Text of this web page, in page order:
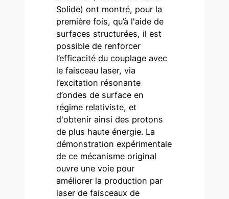
Solide) ont montré, pour la
première fois, qu’à l'aide de
surfaces structurées, il est
possible de renforcer
l’efficacité du couplage avec
le faisceau laser, via
l’excitation résonante
d’ondes de surface en
régime relativiste, et
d'obtenir ainsi des protons
de plus haute énergie. La
démonstration expérimentale
de ce mécanisme original
ouvre une voie pour
améliorer la production par
laser de faisceaux de